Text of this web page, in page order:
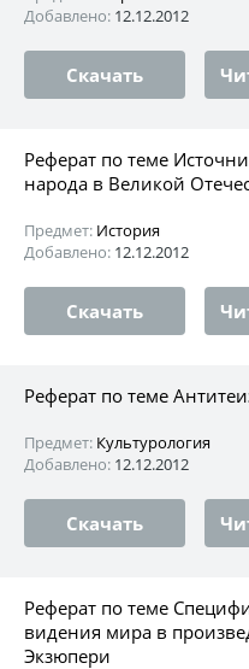
Добавлено: 12.12.2012
Скачать
Реферат по теме
народа в Великой
Предмет: История
Добавлено: 12.12.2012
Скачать
Реферат по теме
Предмет: Культурология
Добавлено: 12.12.2012
Скачать
Реферат по теме
видения мира в
Экзюпери